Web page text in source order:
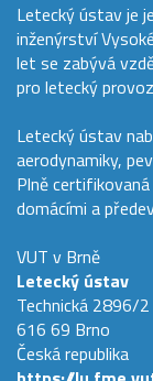
Letecký ústav je
inženýrství
let se zabývá
pro letecký
Letecký ústav
aerodynamiky,
Plně
domácími a
VUT v Brně
Letecký ústav
Technická 2896/2
616 69 Brno
Česká republika